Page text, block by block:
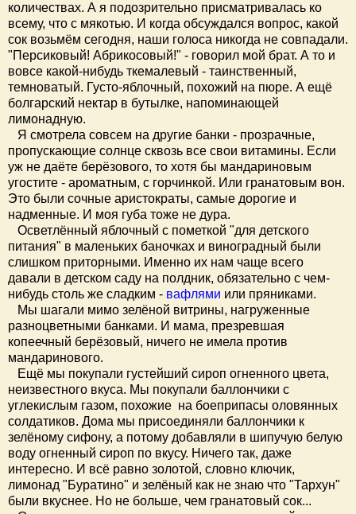
количествах. А я подозрительно присматривалась ко
всему, что с мякотью. И когда обсуждался вопрос, какой
сок возьмём сегодня, наши голоса никогда не совпадали.
"Персиковый! Абрикосовый!" - говорил мой брат. А то и
вовсе какой-нибудь ткемалевый - таинственный,
темноватый. Густо-яблочный, похожий на пюре. А ещё
болгарский нектар в бутылке, напоминающей
лимонадную.
Я смотрела совсем на другие банки - прозрачные,
пропускающие солнце сквозь все свои витамины. Если
уж не даёте берёзового, то хотя бы мандариновым
угостите - ароматным, с горчинкой. Или гранатовым вон.
Это были сочные аристократы, самые дорогие и
надменные. И моя губа тоже не дура.
Осветлённый яблочный с пометкой "для детского
питания" в маленьких баночках и виноградный были
слишком приторными. Именно их нам чаще всего
давали в детском саду на полдник, обязательно с чем-
нибудь столь же сладким - вафлями или пряниками.
Мы шагали мимо зелёной витрины, нагруженные
разноцветными банками. И мама, презревшая
копеечный берёзовый, ничего не имела против
мандаринового.
Ещё мы покупали густейший сироп огненного цвета,
неизвестного вкуса. Мы покупали баллончики с
углекислым газом, похожие на боеприпасы оловянных
солдатиков. Дома мы присоединяли баллончики к
зелёному сифону, а потому добавляли в шипучую белую
воду огненный сироп по вкусу. Ничего так, даже
интересно. И всё равно золотой, словно ключик,
лимонад "Буратино" и зелёный как не знаю что "Тархун"
были вкуснее. Но не больше, чем гранатовый сок...